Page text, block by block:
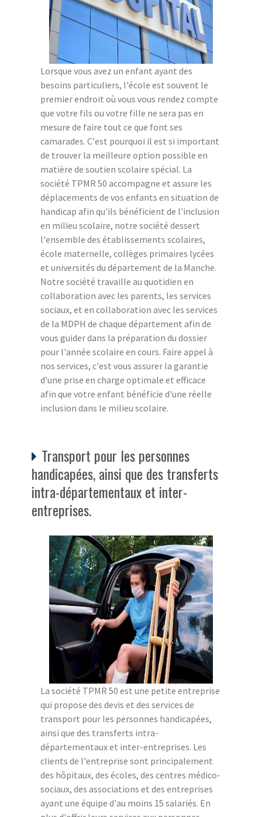
Lorsque vous avez un enfant ayant des
besoins particuliers, l'école est souvent le
premier endroit où vous vous rendez compte
que votre fils ou votre fille ne sera pas en
mesure de faire tout ce que font ses
camarades. C'est pourquoi il est si important
de trouver la meilleure option possible en
matière de soutien scolaire spécial. La
société TPMR 50 accompagne et assure les
déplacements de vos enfants en situation de
handicap afin qu'ils bénéficient de l'inclusion
en milieu scolaire, notre société dessert
l'ensemble des établissements scolaires,
école maternelle, collèges primaires lycées
et universités du département de la Manche.
Notre société travaille au quotidien en
collaboration avec les parents, les services
sociaux, et en collaboration avec les services
de la MDPH de chaque département afin de
vous guider dans la préparation du dossier
pour l'année scolaire en cours. Faire appel à
nos services, c'est vous assurer la garantie
d'une prise en charge optimale et efficace
afin que votre enfant bénéficie d'une réelle
inclusion dans le milieu scolaire.
Transport pour les personnes
handicapées, ainsi que des transferts
intra-départementaux et inter-
entreprises.
La société TPMR 50 est une petite entreprise
qui propose des devis et des services de
transport pour les personnes handicapées,
ainsi que des transferts intra-
départementaux et inter-entreprises. Les
clients de l'entreprise sont principalement
des hôpitaux, des écoles, des centres médico-
sociaux, des associations et des entreprises
ayant une équipe d'au moins 15 salariés. En